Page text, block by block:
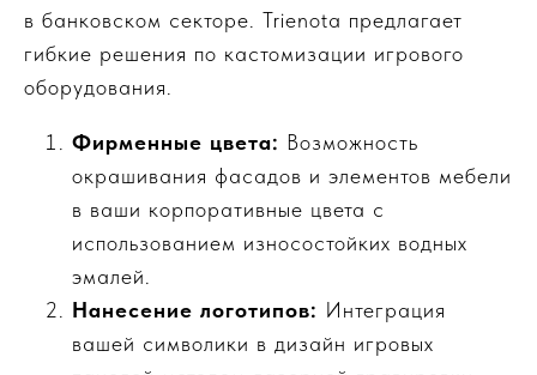
в банковском секторе. Trienota предлагает
гибкие решения по кастомизации игрового
оборудования.
Фирменные цвета: Возможность
окрашивания фасадов и элементов мебели
в ваши корпоративные цвета с
использованием износостойких водных
эмалей.
Нанесение логотипов: Интеграция
вашей символики в дизайн игровых